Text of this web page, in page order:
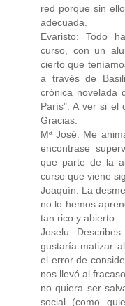
red porque sin
adecuada.
Evaristo: Todo
curso, con un
cierto que
a través de
crónica novelada
París". A ver si el
Gracias.
Mª José: Me
encontrase
que parte de la
curso que viene
Joaquín: La
no lo hemos
tan rico y abierto.
Joselu:
gustaría matizar
el error de
nos llevó al
no quiera ser
social (como